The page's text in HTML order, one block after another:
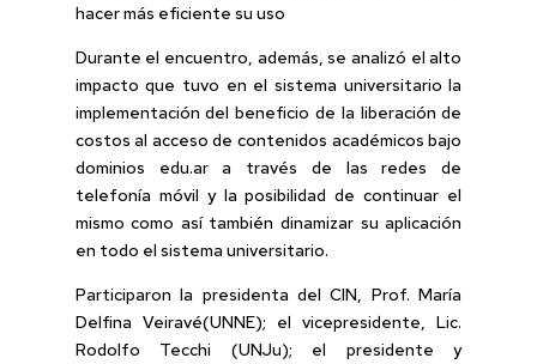
hacer más eficiente su uso
Durante el encuentro, además, se analizó el alto
impacto que tuvo en el sistema universitario la
implementación del beneficio de la liberación de
costos al acceso de contenidos académicos bajo
dominios edu.ar a través de las redes de
telefonía móvil y la posibilidad de continuar el
mismo como así también dinamizar su aplicación
en todo el sistema universitario.
Participaron la presidenta del CIN, Prof. María
Delfina Veiravé(UNNE); el vicepresidente, Lic.
Rodolfo Tecchi (UNJu); el presidente y